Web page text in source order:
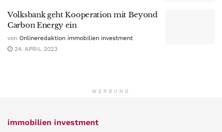
Volksbank geht Kooperation mit Beyond
Carbon Energy ein
von Onlineredaktion immobilien investment
24. APRIL 2023
WERBUNG
immobilien investment